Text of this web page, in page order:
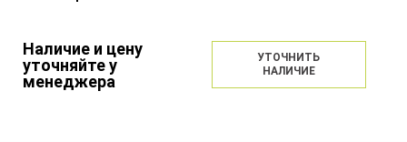
Наличие и цену
уточняйте у
менеджера
УТОЧНИТЬ
НАЛИЧИЕ